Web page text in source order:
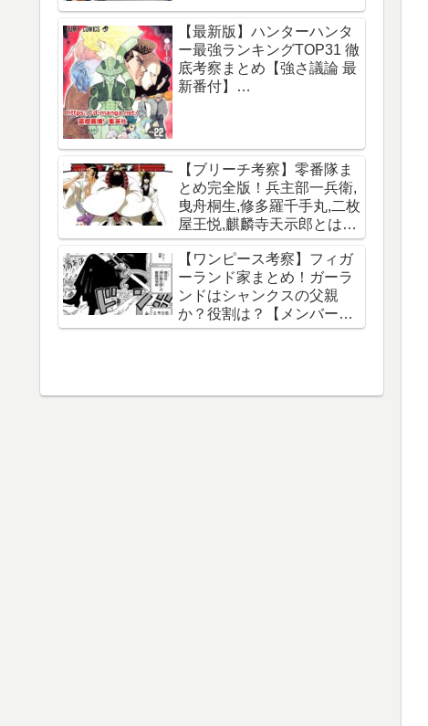
【最新版】ハンターハンタ
ー最強ランキングTOP31 徹
底考察まとめ【強さ議論 最
新番付】
【ブリーチ考察】零番隊ま
とめ完全版！兵主部一兵衛,
曳舟桐生,修多羅千手丸,二枚
屋王悦,麒麟寺天示郎とは？
王鍵とは？異名は？声優CV
は？必殺技は？【霊王宮】
【泉湯鬼・穀王・刀神・大
織守・まなこ和尚】
【ワンピース考察】フィガ
ーランド家まとめ！ガーラ
ンドはシャンクスの父親
か？役割は？【メンバー一
覧】